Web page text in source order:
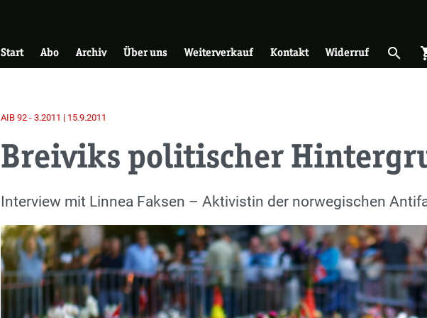
Hauptnavigation
Start Abo Archiv Über uns Weiterverkauf Kontakt Widerruf Suche
search
AIB 92 - 3.2011 | 15.9.2011
Breiviks politischer
Einleitung
Interview mit Linnea Faksen – Aktivistin der norwegischen